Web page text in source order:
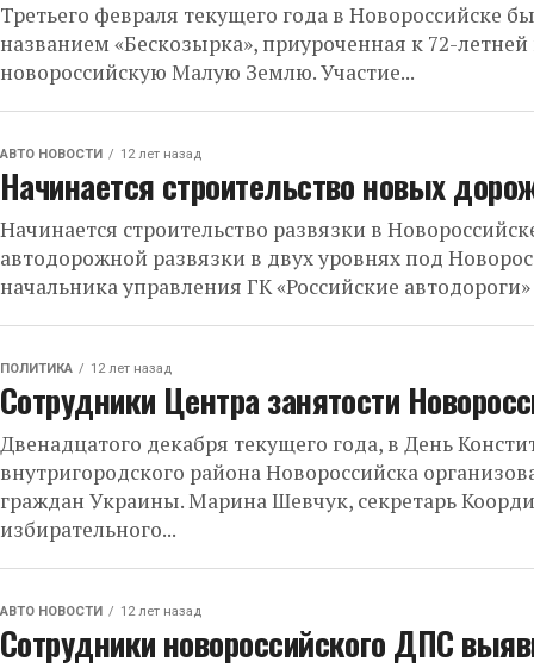
Третьего февраля текущего года в Новороссийске
названием «Бескозырка», приуроченная к 72-
новороссийскую Малую Землю. Участие...
АВТО НОВОСТИ 12 лет назад
Начинается строительство новых
Начинается строительство развязки в
автодорожной развязки в двух уровнях под
начальника управления ГК «Российские автодороги»
ПОЛИТИКА 12 лет назад
Сотрудники Центра занятости
Двенадцатого декабря текущего года, в День
внутригородского района Новороссийска
граждан Украины. Марина Шевчук, секретарь
избирательного...
АВТО НОВОСТИ 12 лет назад
Сотрудники новороссийского ДПС